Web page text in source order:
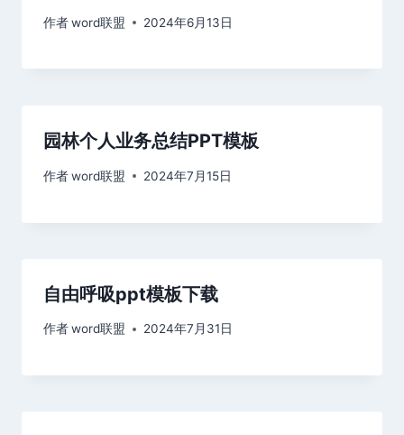
作者word联盟 2024年6月13日
园林个人业务总结PPT模板
作者word联盟 2024年7月15日
自由呼吸ppt模板下载
作者word联盟 2024年7月31日